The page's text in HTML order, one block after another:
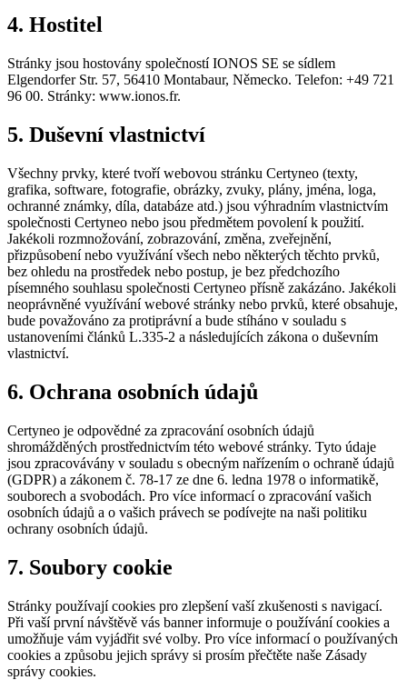
4. Hostitel
Stránky jsou hostovány společností IONOS SE se sídlem
Elgendorfer Str. 57, 56410 Montabaur, Německo. Telefon: +49 721
96 00. Stránky: www.ionos.fr.
5. Duševní vlastnictví
Všechny prvky, které tvoří webovou stránku Certyneo (texty,
grafika, software, fotografie, obrázky, zvuky, plány, jména, loga,
ochranné známky, díla, databáze atd.) jsou výhradním vlastnictvím
společnosti Certyneo nebo jsou předmětem povolení k použití.
Jakékoli rozmnožování, zobrazování, změna, zveřejnění,
přizpůsobení nebo využívání všech nebo některých těchto prvků,
bez ohledu na prostředek nebo postup, je bez předchozího
písemného souhlasu společnosti Certyneo přísně zakázáno. Jakékoli
neoprávněné využívání webové stránky nebo prvků, které obsahuje,
bude považováno za protiprávní a bude stíháno v souladu s
ustanoveními článků L.335-2 a následujících zákona o duševním
vlastnictví.
6. Ochrana osobních údajů
Certyneo je odpovědné za zpracování osobních údajů
shromážděných prostřednictvím této webové stránky. Tyto údaje
jsou zpracovávány v souladu s obecným nařízením o ochraně údajů
(GDPR) a zákonem č. 78-17 ze dne 6. ledna 1978 o informatikě,
souborech a svobodách. Pro více informací o zpracování vašich
osobních údajů a o vašich právech se podívejte na naši politiku
ochrany osobních údajů.
7. Soubory cookie
Stránky používají cookies pro zlepšení vaší zkušenosti s navigací.
Při vaší první návštěvě vás banner informuje o používání cookies a
umožňuje vám vyjádřit své volby. Pro více informací o používaných
cookies a způsobu jejich správy si prosím přečtěte naše Zásady
správy cookies.